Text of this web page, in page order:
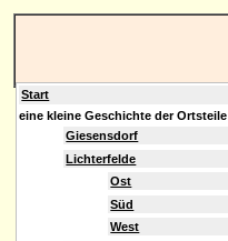
Start
eine kleine Geschichte der Ortsteile
Giesensdorf
Lichterfelde
Ost
Süd
West